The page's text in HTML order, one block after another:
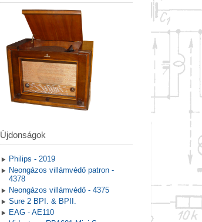
Újdonságok
Philips - 2019
Neongázos villámvédő patron -
4378
Neongázos villámvédő - 4375
Sure 2 BPI. & BPII.
EAG - AE110